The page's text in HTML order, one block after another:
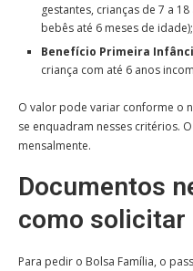
gestantes, crianças de 7 a
bebês até 6 meses de idade);
Benefício Primeira
criança com até 6 anos
O valor pode variar conforme o
se enquadram nesses critérios.
mensalmente.
Documentos
como solicitar
Para pedir o Bolsa Família, o